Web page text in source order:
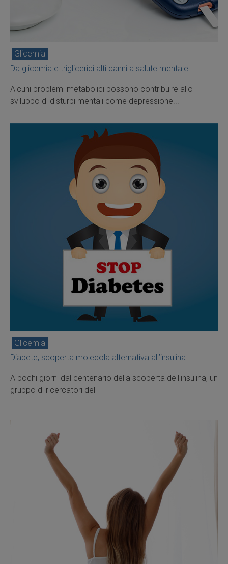
Glicemia
Da glicemia e trigliceridi alti danni a salute mentale
Alcuni problemi metabolici possono contribuire allo
sviluppo di disturbi mentali come depressione...
Glicemia
Diabete, scoperta molecola alternativa all’insulina
A pochi giorni dal centenario della scoperta dell'insulina, un
gruppo di ricercatori del